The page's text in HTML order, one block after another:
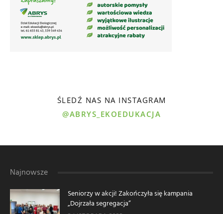
ŚLEDŹ NAS NA INSTAGRAM
@ABRYS_EKOEDUKACJA
Najnowsze
Seniorzy w akcji! Zakończyła się kampania
„Dojrzała segregacja”